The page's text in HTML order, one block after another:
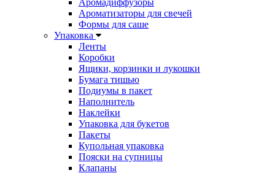
Ароматизаторы для свечей
Формы для саше
Упаковка
Ленты
Коробки
Ящики, корзинки и лукошки
Бумага тишью
Подиумы в пакет
Наполнитель
Наклейки
Упаковка для букетов
Пакеты
Купольная упаковка
Пояски на супницы
Клапаны